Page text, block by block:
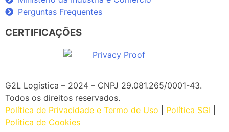
Perguntas Frequentes
CERTIFICAÇÕES
G2L Logística – 2024 – CNPJ 29.081.265/0001-43.
Todos os direitos reservados.
Política de Privacidade e Termo de Uso
Política SGI
Política de Cookies